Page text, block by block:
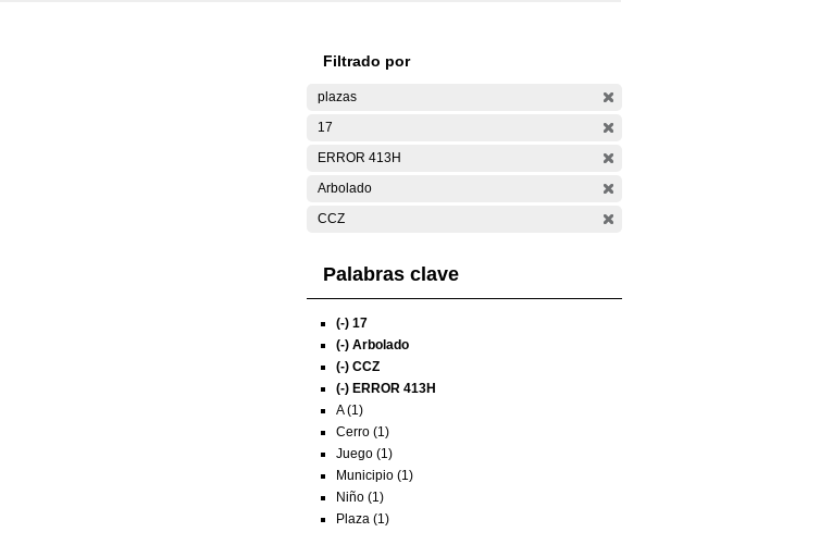
Filtrado por
plazas
17
ERROR 413H
Arbolado
CCZ
Palabras clave
(-) 17
(-) Arbolado
(-) CCZ
(-) ERROR 413H
A (1)
Cerro (1)
Juego (1)
Municipio (1)
Niño (1)
Plaza (1)